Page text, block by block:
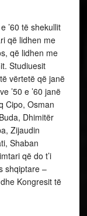
’60 të shekullit
që lidhen me
që lidhen me
Studiuesit
vërtetë që janë
’50 e ’60 janë
Cipo, Osman
Dhimitër
Zijaudin
Shaban
që do t’i
shqiptare –
Kongresit të